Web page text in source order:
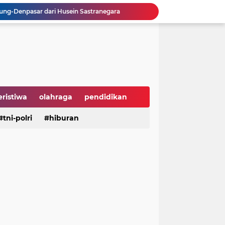
Denpasar dari Husein Sastranegara
Dorong Daya Beli dan Ekonomi Nasional
PSEL Legok Nangka
Pangan Harga Terjangkau
olahraga pendidikan
hiburan serba serbi
tni-polri hiburan